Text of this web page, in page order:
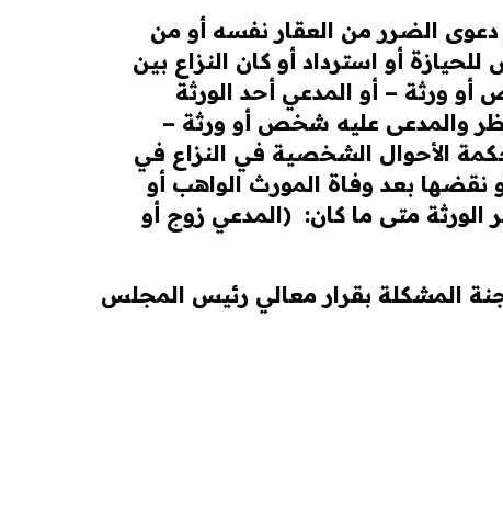
الضرر من العقار نفسه أو من
أو استرداد أو كان النزاع بين
ورثة – أو المدعي أحد الورثة
والمدعى عليه شخص أو ورثة –
الأحوال الشخصية في النزاع في
نقضها بعد وفاة المورث الواهب أو
الورثة متى ما كان: (المدعي زوج أو
2 والبند ثالثاً الفقرات 1ـ2-4-7-8-9) من محضر اللجنة المشكلة بقرار معالي رئيس المجلس